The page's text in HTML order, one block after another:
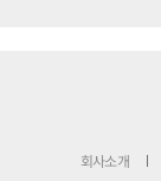
회사소개